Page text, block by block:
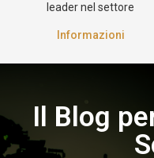
leader nel settore
Informazioni
Il Blog